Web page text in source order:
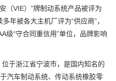
VIE）”牌制动系统产品被评为
年被各大主机厂评为“供应商”，
级“守合同重信用”单位，品牌影响
浙江省宁波市，是国内知名的
汽车制动系统、传动系统橡胶零